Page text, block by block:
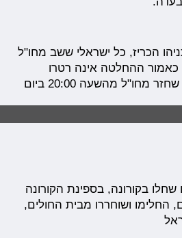
הכריז, כל ישראלי ששב מחו"ל
של 14 ימים. כאמור ההחלטה אינה רטרו
אקטיבית וחלה רק על מי שחזר מחו"ל מהשעה 20:00 ביום
בקורונה, בספינת הקורונה
החלימו ושוחררו מבית החולים,